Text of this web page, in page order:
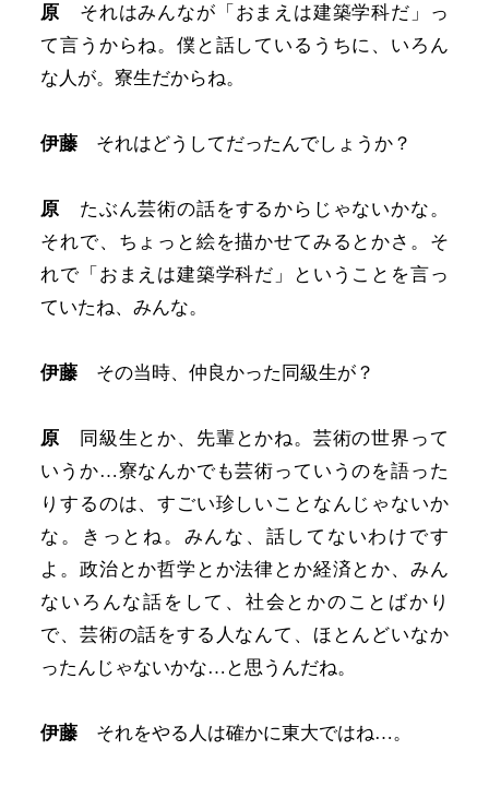
原 それはみんなが「おまえは建築学科だ」っ
て言うからね。僕と話しているうちに、いろん
な人が。寮生だからね。
伊藤 それはどうしてだったんでしょうか？
原 たぶん芸術の話をするからじゃないかな。
それで、ちょっと絵を描かせてみるとかさ。そ
れで「おまえは建築学科だ」ということを言っ
ていたね、みんな。
伊藤 その当時、仲良かった同級生が？
原 同級生とか、先輩とかね。芸術の世界って
いうか…寮なんかでも芸術っていうのを語った
りするのは、すごい珍しいことなんじゃないか
な。きっとね。みんな、話してないわけです
よ。政治とか哲学とか法律とか経済とか、みん
ないろんな話をして、社会とかのことばかり
で、芸術の話をする人なんて、ほとんどいなか
ったんじゃないかな…と思うんだね。
伊藤 それをやる人は確かに東大ではね…。